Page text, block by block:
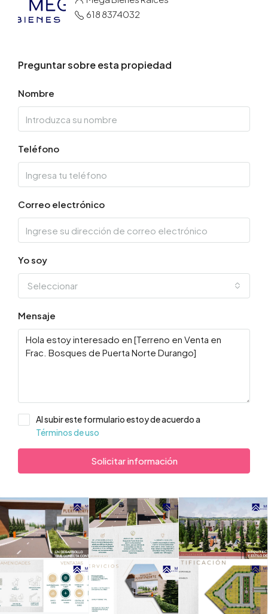
618 8374032
Preguntar sobre esta propiedad
Nombre
Teléfono
Correo electrónico
Yo soy
Seleccionar
Mensaje
Al subir este formulario estoy de acuerdo a
Términos de uso
Solicitar información